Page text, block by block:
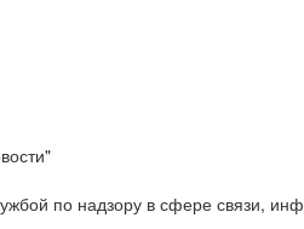
по надзору в сфере связи,